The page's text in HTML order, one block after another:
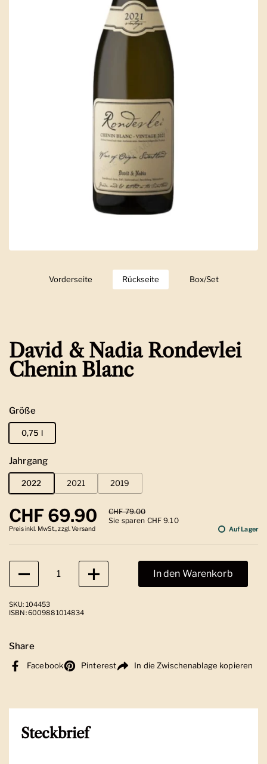
Zeige Folie 1
Vorderseite Zeige Folie 2
Rückseite Zeige Folie 3
Box/Set
David & Nadia Rondevlei
Chenin Blanc
Größe
0,75 l
Jahrgang
2022 2021 2019
Regulärer Preis
CHF 69.90 Sale-Preis
CHF 79.00
Sie sparen CHF 9.10
Preis inkl. MwSt., zzgl. Versand Auf Lager
Anzahl
In den Warenkorb
SKU: 104453
ISBN: 6009881014834
Share
Facebook Pinterest In die Zwischenablage kopieren
Steckbrief